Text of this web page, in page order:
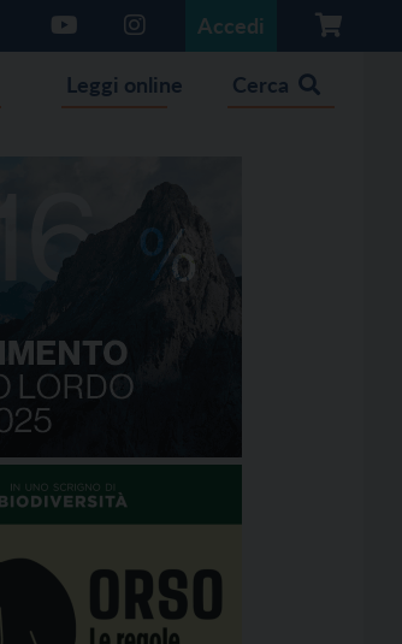
Accedi
Leggi online Cerca